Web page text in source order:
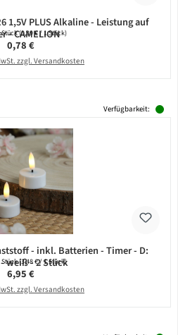
1,5V PLUS Alkaline - Leistung auf
- CAMELION
Stück(0,39 € / 1 Stück)
Regulärer Preis:
0,78 €
zzgl. Versandkosten
Verfügbarkeit:
- inkl. Batterien - Timer - D:
weiß - 2 Stück
Stück(3,48 € / 1 Stück)
Regulärer Preis:
6,95 €
zzgl. Versandkosten